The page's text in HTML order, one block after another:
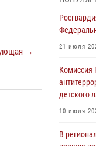
→
Генерал-
смыслов»
03 августа
03
21 июля
Комиссия
детского
10 июля
В